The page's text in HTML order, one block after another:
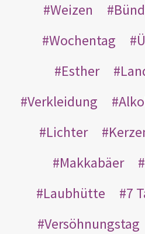
Weizen
Wochentag
Esther
Verkleidung
Lichter
Makkabäer
Laubhütte
7
Versöhnungstag